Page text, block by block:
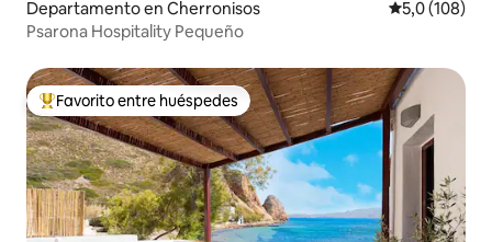
Departamento en Cherronisos Calificación
5,0 (108)
Psarona Hospitality Pequeño
Favorito entre los huéspedes más destacados
Favorito entre huéspedes